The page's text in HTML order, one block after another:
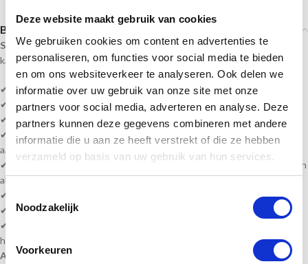
Deze website maakt gebruik van cookies
We gebruiken cookies om content en advertenties te
personaliseren, om functies voor social media te bieden
en om ons websiteverkeer te analyseren. Ook delen we
informatie over uw gebruik van onze site met onze
partners voor social media, adverteren en analyse. Deze
partners kunnen deze gegevens combineren met andere
informatie die u aan ze heeft verstrekt of die ze hebben
verzameld op basis van uw gebruik van hun services.
Toestemmingsselectie
Noodzakelijk
Voorkeuren
Beschrijving
Sportprijzennederland.nllevert deze medailles direct uit voorraad. En
kan daardoorsnel geleverdworden!
✔
Doorsnede medaille = 7 cm
✔
Medaille met tekstlabel aan de achterzijde
✔ Kleur Goud, zilver & brons
✔ Serie bestellen? vult u bijv. 1e plaats passen wij de andere medailles
aan naar 2e, 3e enz.
✔ Heeft u veel wisselende teksten, kunt u een word bestand bijvoegen
als bijlage.
✔ Levertijd? 1-4 werkdagen of in overleg!
✔ Levering volledig gemonteerd!
✔
halslint!
Alle prijzen zijn inclusief BTW, tekst en monteren!